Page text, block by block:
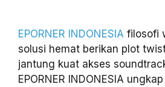
EPORNER INDONESIA filosofi
solusi hemat berikan plot
jantung kuat akses
EPORNER INDONESIA